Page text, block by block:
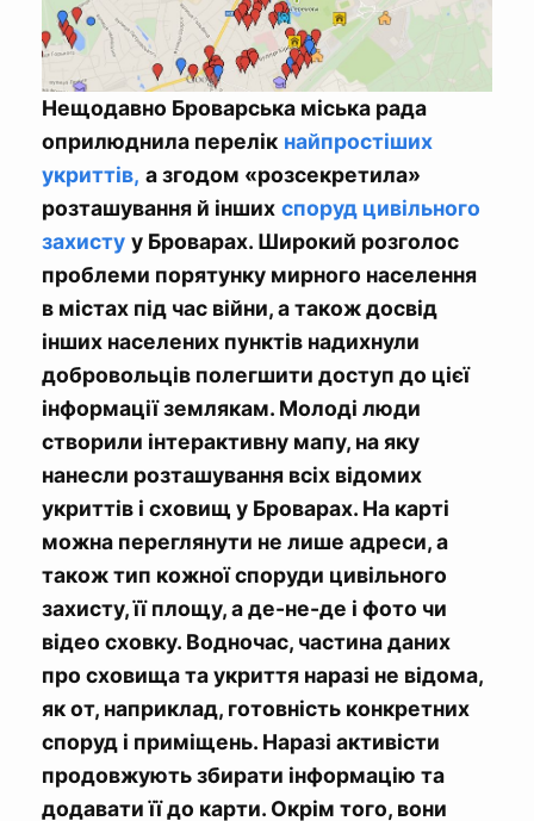
Нещодавно Броварська міська рада
оприлюднила перелік найпростіших
укриттів, а згодом «розсекретила»
розташування й інших споруд цивільного
захисту у Броварах. Широкий розголос
проблеми порятунку мирного населення
в містах під час війни, а також досвід
інших населених пунктів надихнули
добровольців полегшити доступ до цієї
інформації землякам. Молоді люди
створили інтерактивну мапу, на яку
нанесли розташування всіх відомих
укриттів і сховищ у Броварах. На карті
можна переглянути не лише адреси, а
також тип кожної споруди цивільного
захисту, її площу, а де-не-де і фото чи
відео сховку. Водночас, частина даних
про сховища та укриття наразі не відома,
як от, наприклад, готовність конкретних
споруд і приміщень. Наразі активісти
продовжують збирати інформацію та
додавати її до карти. Окрім того, вони